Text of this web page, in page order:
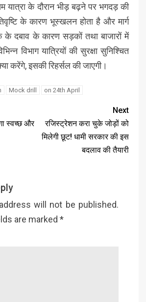
यात्रा के दौरान भीड़ बढ़ने पर भगदड़ की
के कारण भूस्खलन होता है और मार्ग
के दबाव के कारण सड़कों तथा बाजारों में
विभाग यात्रियों की सुरक्षा सुनिश्चित
करेंगे, इसकी रिहर्सल की जाएगी।
Mock drill on 24th April
स्वच्छ और
Next
रजिस्ट्रेशन करा चुके जोड़ों को
मिलेगी छूट! धामी सरकार की इस
बदलाव की तैयारी
will not be published.
are marked *